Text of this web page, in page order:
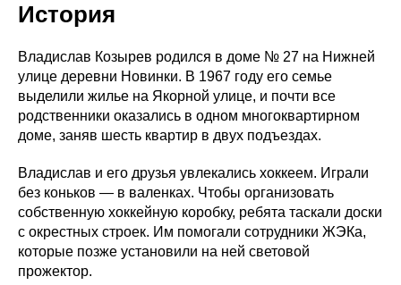
История
Владислав Козырев родился в доме № 27 на Нижней
улице деревни Новинки. В 1967 году его семье
выделили жилье на Якорной улице, и почти все
родственники оказались в одном многоквартирном
доме, заняв шесть квартир в двух подъездах.
Владислав и его друзья увлекались хоккеем. Играли
без коньков — в валенках. Чтобы организовать
собственную хоккейную коробку, ребята таскали доски
с окрестных строек. Им помогали сотрудники ЖЭКа,
которые позже установили на ней световой
прожектор.